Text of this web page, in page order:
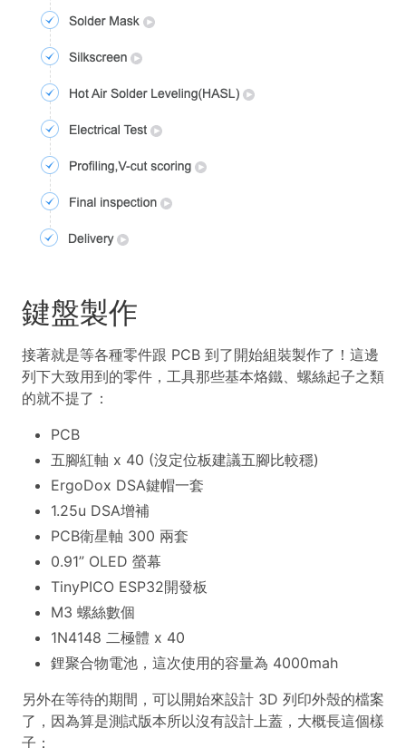
鍵盤製作
接著就是等各種零件跟 PCB 到了開始組裝製作了！這邊
列下大致用到的零件，工具那些基本烙鐵、螺絲起子之類
的就不提了：
PCB
五腳紅軸 x 40 (沒定位板建議五腳比較穩)
ErgoDox DSA鍵帽一套
1.25u DSA增補
PCB衛星軸 300 兩套
0.91” OLED 螢幕
TinyPICO ESP32開發板
M3 螺絲數個
1N4148 二極體 x 40
鋰聚合物電池，這次使用的容量為 4000mah
另外在等待的期間，可以開始來設計 3D 列印外殼的檔案
了，因為算是測試版本所以沒有設計上蓋，大概長這個樣
子：